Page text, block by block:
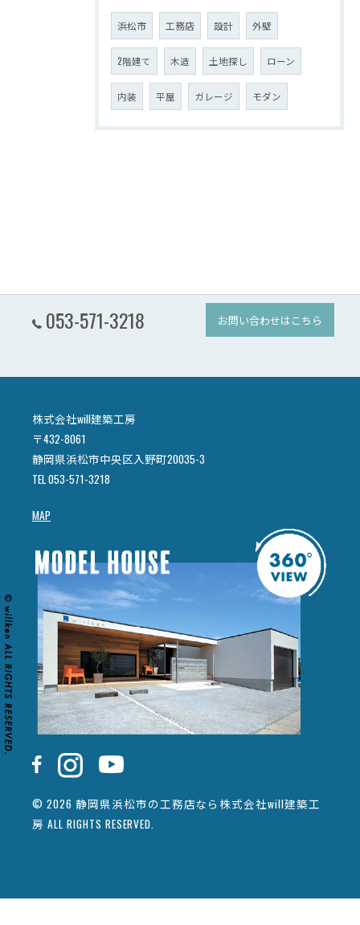
浜松市 工務店 設計 外壁
2階建て 木造 土地探し ローン
内装 平屋 ガレージ モダン
053-571-3218 お問い合わせはこちら
株式会社will建築工房
〒432-8061
静岡県浜松市中央区入野町20035-3
TEL 053-571-3218
MAP
© 2026 静岡県浜松市の工務店なら株式会社will建築工
房 ALL RIGHTS RESERVED.